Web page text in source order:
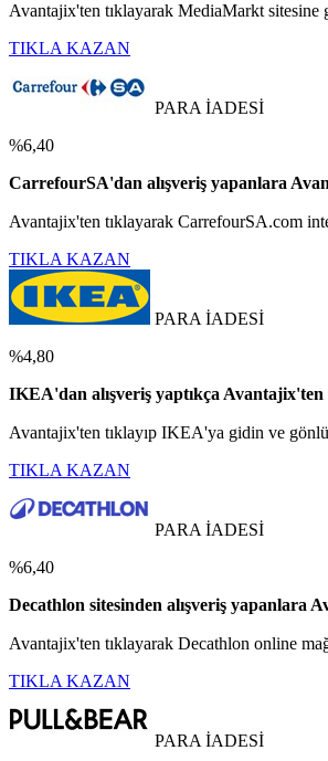
Avantajix'ten tıklayarak MediaMarkt sitesine
TIKLA KAZAN
PARA İADESİ
%6,40
CarrefourSA'dan alışveriş yapanlara
Avantajix'ten tıklayarak CarrefourSA.com
TIKLA KAZAN
PARA İADESİ
%4,80
IKEA'dan alışveriş yaptıkça Avantajix'ten
Avantajix'ten tıklayıp IKEA'ya gidin ve
TIKLA KAZAN
PARA İADESİ
%6,40
Decathlon sitesinden alışveriş yapanlara
Avantajix'ten tıklayarak Decathlon online
TIKLA KAZAN
PARA İADESİ